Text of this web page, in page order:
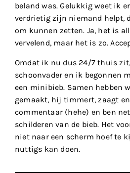
beland was. Gelukkig weet ik
verdrietig zijn niemand helpt,
om kunnen zetten. Ja, het is
vervelend, maar het is zo.
Omdat ik nu dus 24/7 thuis
schoonvader en ik begonnen
een minibieb. Samen hebben
gemaakt, hij timmert, zaagt
commentaar (hehe) en ben
schilderen van de bieb. Het
niet naar een scherm hoef te
nuttigs kan doen.